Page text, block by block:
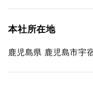
本社所在地
鹿児島県 鹿児島市宇